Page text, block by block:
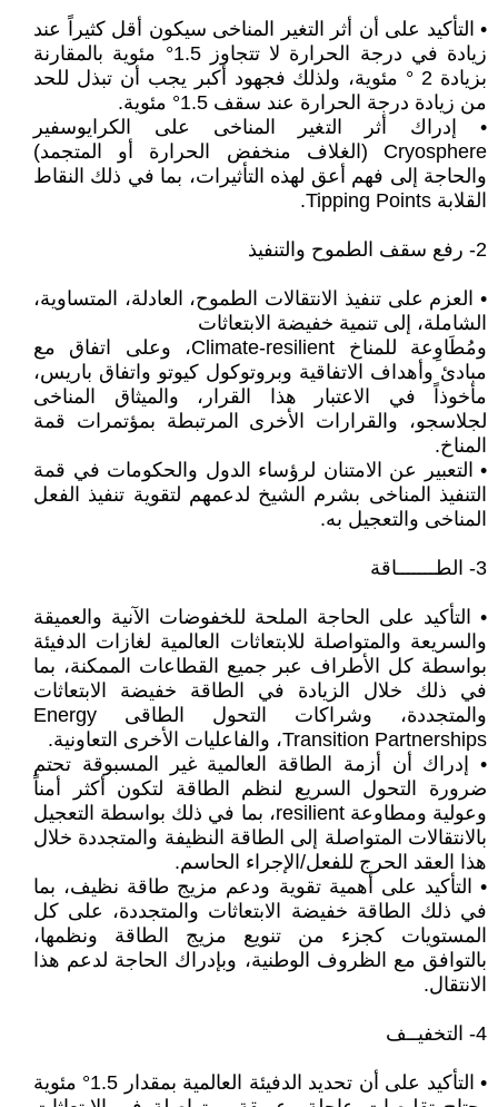
• التأكيد على أن أثر التغير المناخى سيكون أقل كثيراً عند
زيادة في درجة الحرارة لا تتجاوز 1.5° مئوية بالمقارنة
بزيادة 2 ° مئوية، ولذلك فجهود أكبر يجب أن تبذل للحد
من زيادة درجة الحرارة عند سقف 1.5° مئوية.
• إدراك أثر التغير المناخى على الكرايوسفير
Cryosphere (الغلاف منخفض الحرارة أو المتجمد)
والحاجة إلى فهم أعق لهذه التأثيرات، بما في ذلك النقاط
القلابة Tipping Points.
2- رفع سقف الطموح والتنفيذ
• العزم على تنفيذ الانتقالات الطموح، العادلة، المتساوية،
الشاملة، إلى تنمية خفيضة الابتعاثات
ومُطَاوِعة للمناخ Climate-resilient، وعلى اتفاق مع
مبادئ وأهداف الاتفاقية وبروتوكول كيوتو واتفاق باريس،
مأخوذاً في الاعتبار هذا القرار، والميثاق المناخى
لجلاسجو، والقرارات الأخرى المرتبطة بمؤتمرات قمة
المناخ.
• التعبير عن الامتنان لرؤساء الدول والحكومات في قمة
التنفيذ المناخى بشرم الشيخ لدعمهم لتقوية تنفيذ الفعل
المناخى والتعجيل به.
3- الطـــــــاقة
• التأكيد على الحاجة الملحة للخفوضات الآنية والعميقة
والسريعة والمتواصلة للابتعاثات العالمية لغازات الدفيئة
بواسطة كل الأطراف عبر جميع القطاعات الممكنة، بما
في ذلك خلال الزيادة في الطاقة خفيضة الابتعاثات
والمتجددة، وشراكات التحول الطاقى Energy
Transition Partnerships، والفاعليات الأخرى التعاونية.
• إدراك أن أزمة الطاقة العالمية غير المسبوقة تحتم
ضرورة التحول السريع لنظم الطاقة لتكون أكثر أمناً
وعولية ومطاوعة resilient، بما في ذلك بواسطة التعجيل
بالانتقالات المتواصلة إلى الطاقة النظيفة والمتجددة خلال
هذا العقد الحرج للفعل/الإجراء الحاسم.
• التأكيد على أهمية تقوية ودعم مزيج طاقة نظيف، بما
في ذلك الطاقة خفيضة الابتعاثات والمتجددة، على كل
المستويات كجزء من تنويع مزيج الطاقة ونظمها،
بالتوافق مع الظروف الوطنية، وبإدراك الحاجة لدعم هذا
الانتقال.
4- التخفيــف
• التأكيد على أن تحديد الدفيئة العالمية بمقدار 1.5° مئوية